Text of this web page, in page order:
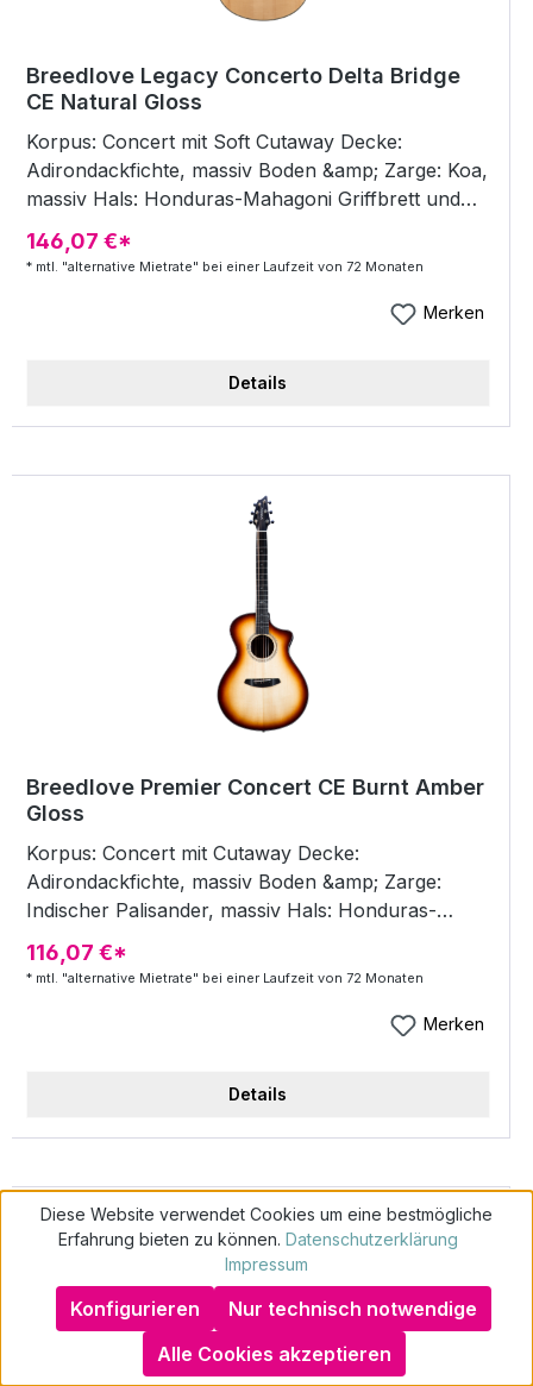
Breedlove Legacy Concerto Delta Bridge
CE Natural Gloss
Korpus: Concert mit Soft Cutaway Decke:
Adirondackfichte, massiv Boden &amp; Zarge: Koa,
massiv Hals: Honduras-Mahagoni Griffbrett und
Steg: Ebenholz Griffbrett-Inlays: Dots / Legacy
Knot Purfling: Synth. Perlmutt (Mother of Pearl)
381 Chrome Bünde: 20 Sattel / Stegeinlage:
648 mm Preamp: LR Baggs Anthem Tru-Mic Top
Neck Finish: Hand-rubbed Semi-Gloss Case: DLX
146,07 €*
* mtl. "alternative Mietrate" bei einer Laufzeit von 72 Monaten
Merken
Details
Breedlove Premier Concert CE Burnt Amber
Gloss
Korpus: Concert mit Cutaway Decke:
Adirondackfichte, massiv Boden &amp; Zarge:
Indischer Palisander, massiv Hals: Honduras-
Mahagoni Griffbrett und Steg: Ebenholz Griffbrett-
Inlays: Interlocking Diamonds Purfling: BWB
Mechaniken: Breedlove Nickel Bünde: 20 Sattel /
25,5" / 648 mm Preamp: LR Baggs EAS VTC Top
Gloss Neck Finish: Hand-rubbed Semi-Gloss Case:
116,07 €*
* mtl. "alternative Mietrate" bei einer Laufzeit von 72 Monaten
Merken
Details
Wie geht schufafreies Mieten?
Diese Website verwendet Cookies um eine bestmögliche
Erfahrung bieten zu können. Datenschutzerklärung
Impressum
Nur technisch notwendige
Konfigurieren
Alle Cookies akzeptieren